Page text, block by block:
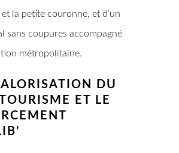
la petite couronne, et d’un
sans coupures accompagné
métropolitaine.
DU
ET LE